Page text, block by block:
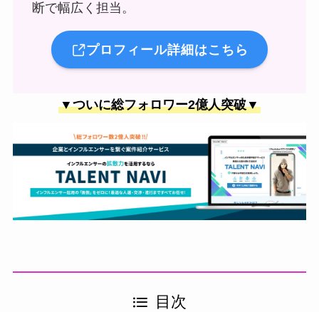
断で幅広く担当。
プロフィール詳細はこちら
▼ついに総フォロワー2億人突破▼
目次